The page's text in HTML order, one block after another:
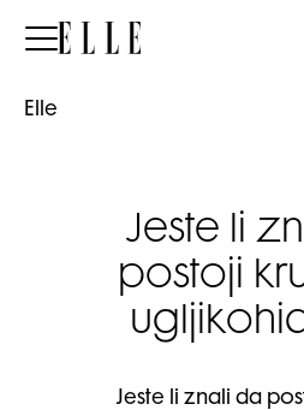
Elle
Elle
Jeste li
postoji
Jeste li znali da